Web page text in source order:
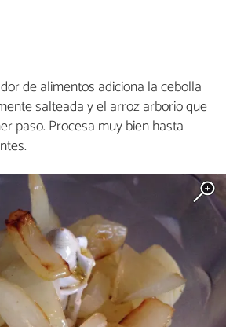
de alimentos adiciona la cebolla
salteada y el arroz arborio que
paso. Procesa muy bien hasta